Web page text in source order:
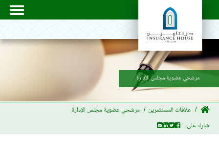
مرشحي عضوية مجلس الإدارة
علاقات المستثمرين
مرشحي عضوية مجلس الإدارة
شارك على: